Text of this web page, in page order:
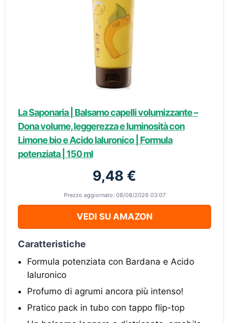
La Saponaria | Balsamo capelli volumizzante –
Dona volume, leggerezza e luminosità con
Limone bio e Acido Ialuronico | Formula
potenziata | 150 ml
9,48 €
Prezzo aggiornato: 08/08/2026 03:07
VEDI SU AMAZON
Caratteristiche
Formula potenziata con Bardana e Acido
Ialuronico
Profumo di agrumi ancora più intenso!
Pratico pack in tubo con tappo flip-top